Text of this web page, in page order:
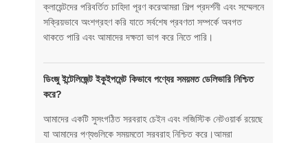
ক্লায়েন্টদের পরিবর্তিত চাহিদা পূরণ করেআমরা শিল্প প্রদর্শনী এবং সম্মেলনে
সক্রিয়ভাবে অংশগ্রহণ করি যাতে সর্বশেষ প্রবণতা সম্পর্কে অবগত
থাকতে পারি এবং আমাদের দক্ষতা ভাগ করে নিতে পারি।
ডিংজু ইন্টেলিজেন্ট ইকুইপমেন্ট কিভাবে পণ্যের সময়মত ডেলিভারি নিশ্চিত
করে?
আমাদের একটি সুসংগঠিত সরবরাহ চেইন এবং লজিস্টিক নেটওয়ার্ক রয়েছে
যা আমাদের পণ্যগুলিকে সময়মতো সরবরাহ নিশ্চিত করে।আমরা